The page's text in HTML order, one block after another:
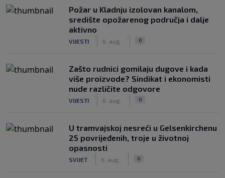
Požar u Kladnju izolovan kanalom,
središte opožarenog područja i dalje
aktivno
VIJESTI 6. aug. 0
Zašto rudnici gomilaju dugove i kada
više proizvode? Sindikat i ekonomisti
nude različite odgovore
VIJESTI 6. aug. 0
U tramvajskoj nesreći u Gelsenkirchenu
25 povrijeđenih, troje u životnoj
opasnosti
SVIJET 6. aug. 0